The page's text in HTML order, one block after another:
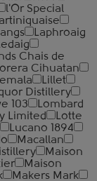
l'Or Special
Laphroaig
Chais de
Cihuatan
Lillet
Distillery
103
Lombard
Limited
Lotte
Lucano 1894
Macallan
Maison
Maison
Makers Mark